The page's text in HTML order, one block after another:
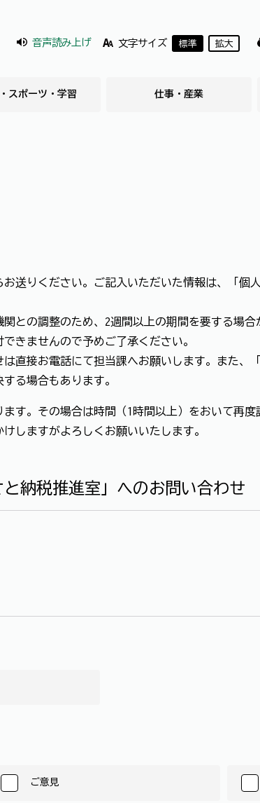
音声読み上げ 文字サイズ 標準 拡大
スポーツ・学習 仕事・産業
送りください。ご記入いただいた情報は、「個
との調整のため、2週間以上の期間を要する場
きませんので予めご了承ください。
直接お電話にて担当課へお願いします。また、
る場合もあります。
す。その場合は時間（1時間以上）をおいて再
しますがよろしくお願いいたします。
納税推進室」へのお問い合わせ
ご意見